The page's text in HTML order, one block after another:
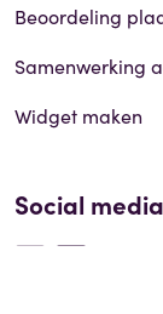
Beoordeling
Samenwerking
Widget maken
Social media